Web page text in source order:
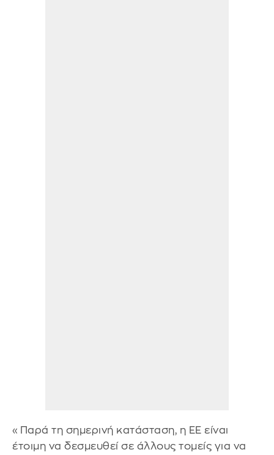
«Παρά τη σημερινή κατάσταση, η ΕΕ είναι
έτοιμη να δεσμευθεί σε άλλους τομείς για να